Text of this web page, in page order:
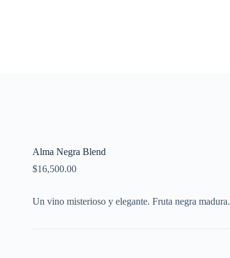
Alma Negra Blend
$16,500.00
Un vino misterioso y elegante. Fruta negra madura.